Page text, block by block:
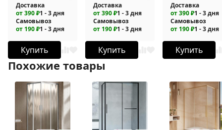
Доставка
от 390 ₽1 - 3 дня
Самовывоз
от 190 ₽1 - 3 дня
Купить
Доставка
от 390 ₽1 - 3 дня
Самовывоз
от 190 ₽1 - 3 дня
Купить
Доставка
от 390 ₽1 - 3 дня
Самовывоз
от 190 ₽1 - 3 дня
Купить
Похожие товары